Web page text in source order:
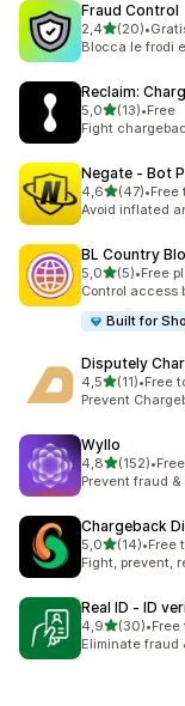
Fraud Control
2,4stelle su 5
(20)
20 recensioni
•
Blocca le frodi
Reclaim:
5,0stelle su 5
(13)
13 recensioni
•Free
Fight
Negate ‑ Bot
4,6stelle su 5
(47)
47 recensioni
•Free
Avoid inflated
BL Country
5,0stelle su 5
(5)
5 recensioni
•Free
Control access
Built for
Disputely
4,5stelle su 5
(11)
11 recensioni
•Free
Prevent
Wyllo
4,8stelle su 5
(152)
152 recensioni
•
Prevent fraud
Chargeback
5,0stelle su 5
(14)
14 recensioni
•Free
Fight, prevent,
Real ID ‑ ID
4,9stelle su 5
(30)
30 recensioni
•
Eliminate fraud